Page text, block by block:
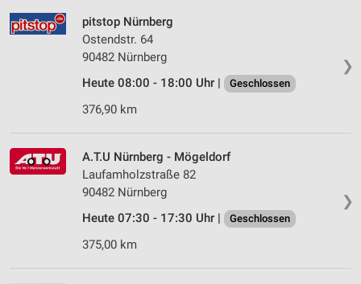
❯
pitstop Nürnberg
Ostendstr. 64
90482 Nürnberg
Heute 08:00 - 18:00 Uhr |
Geschlossen
376,90 km
❯
A.T.U Nürnberg - Mögeldorf
Laufamholzstraße 82
90482 Nürnberg
Heute 07:30 - 17:30 Uhr |
Geschlossen
375,00 km